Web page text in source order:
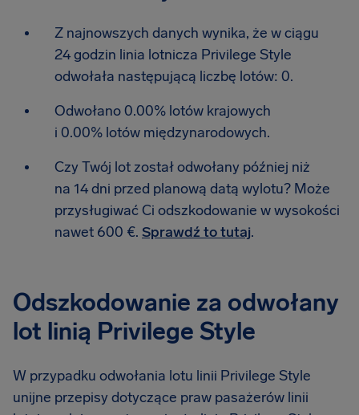
Z najnowszych danych wynika, że w ciągu
24 godzin linia lotnicza Privilege Style
odwołała następującą liczbę lotów: 0.
Odwołano 0.00% lotów krajowych
i 0.00% lotów międzynarodowych.
Czy Twój lot został odwołany później niż
na 14 dni przed planową datą wylotu? Może
przysługiwać Ci odszkodowanie w wysokości
nawet 600 €. Sprawdź to tutaj.
Odszkodowanie za odwołany
lot linią Privilege Style
W przypadku odwołania lotu linii Privilege Style
unijne przepisy dotyczące praw pasażerów linii